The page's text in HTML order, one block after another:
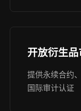
开放衍生
提供永续合约
国际审计认证